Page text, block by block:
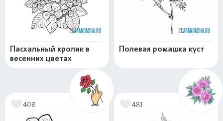
Пасхальный кролик в
весенних цветах
Полевая ромашка куст
408 481